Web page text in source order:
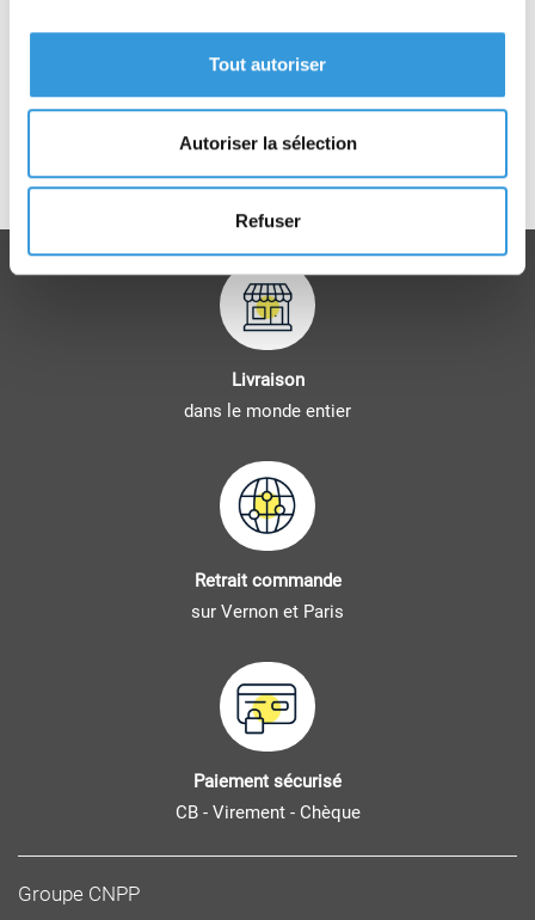
Tout autoriser
Autoriser la sélection
Refuser
Référentiel APSAD R5 Robinets d'incendie armés et
postes d'incendie additivés
Règle d'installation et de maintenance
Livraison
dans le monde entier
Retrait commande
sur Vernon et Paris
Paiement sécurisé
CB - Virement - Chèque
Groupe CNPP